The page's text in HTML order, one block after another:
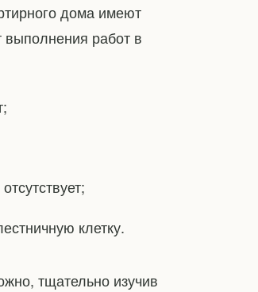
дома имеют
работ в
клетку.
тщательно изучив